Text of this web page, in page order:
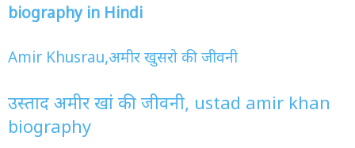
biography in Hindi
Amir Khusrau,अमीर खुसरो की जीवनी
उस्ताद अमीर खां की जीवनी, ustad amir khan
biography